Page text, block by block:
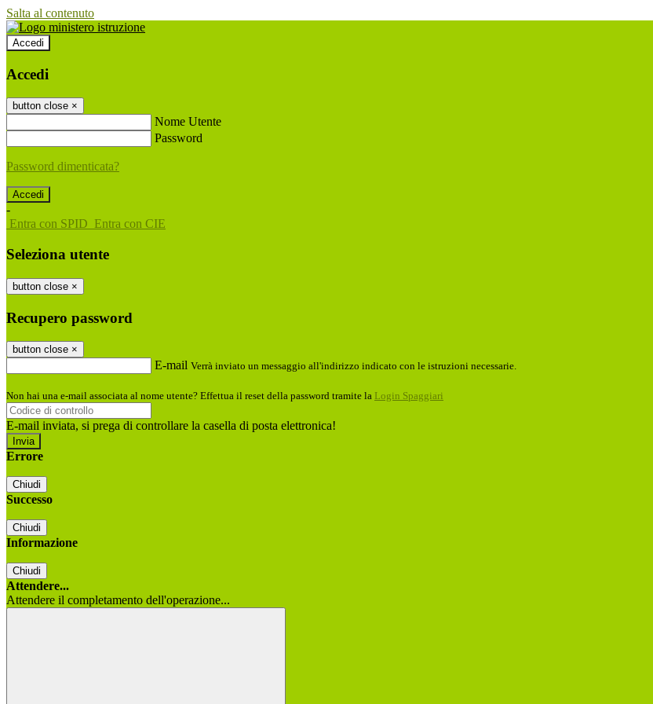
Salta al contenuto
Accedi
Accedi
button close ×
Nome Utente
Password
Password dimenticata?
-
Entra con SPID Entra con CIE
Seleziona utente
button close ×
Recupero password
button close ×
E-mail Verrà inviato un messaggio all'indirizzo indicato con le istruzioni necessarie.
Non hai una e-mail associata al nome utente? Effettua il reset della password tramite la Login Spaggiari
E-mail inviata, si prega di controllare la casella di posta elettronica!
Errore
Chiudi
Successo
Chiudi
Informazione
Chiudi
Attendere...
Attendere il completamento dell'operazione...